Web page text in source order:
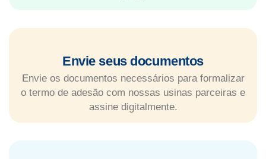
Envie seus documentos
Envie os documentos necessários para formalizar
o termo de adesão com nossas usinas parceiras e
assine digitalmente.